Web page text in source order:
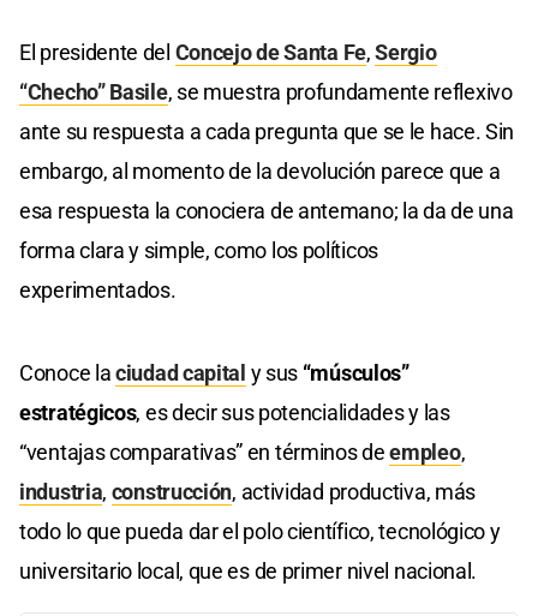
El presidente del Concejo de Santa Fe,Sergio
“Checho” Basile, se muestra profundamente reflexivo
ante su respuesta a cada pregunta que se le hace. Sin
embargo, al momento de la devolución parece que a
esa respuesta la conociera de antemano; la da de una
forma clara y simple, como los políticos
experimentados.
Conoce laciudad capital y sus “músculos”
estratégicos, es decir sus potencialidades y las
“ventajas comparativas” en términos deempleo,
industria, construcción, actividad productiva, más
todo lo que pueda dar el polo científico, tecnológico y
universitario local, que es de primer nivel nacional.